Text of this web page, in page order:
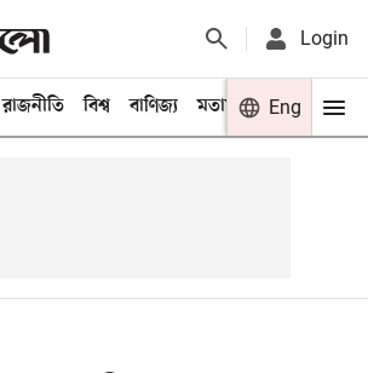
Login
রাজনীতি বিশ্ব বাণিজ্য মতামত খেলা
Eng